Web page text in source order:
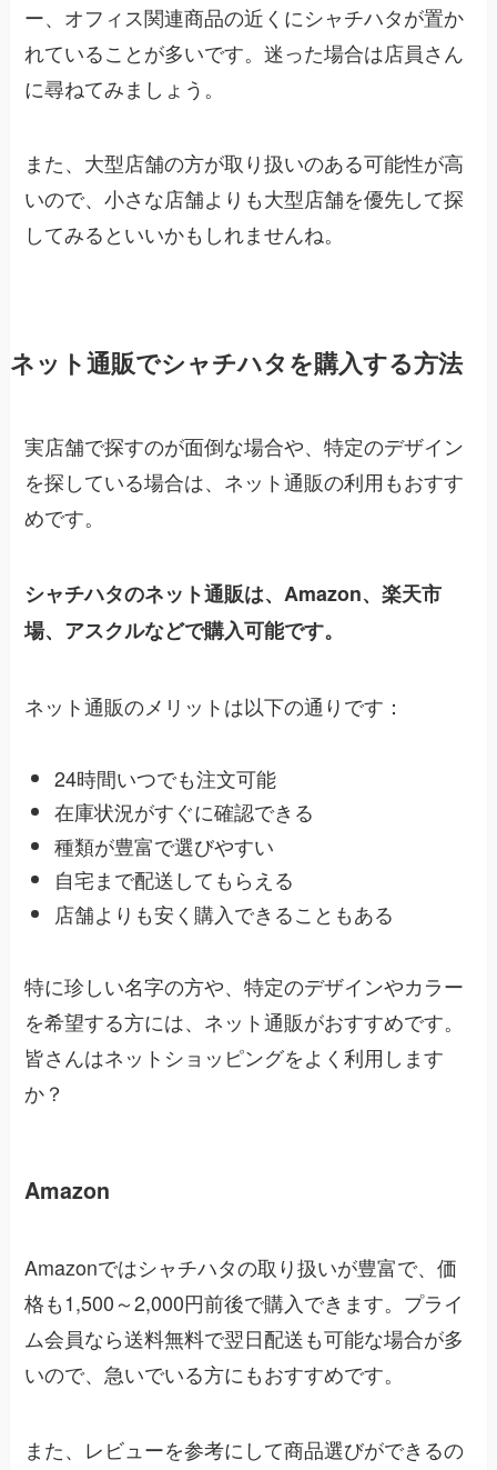
ー、オフィス関連商品の近くにシャチハタが置か
れていることが多いです。迷った場合は店員さん
に尋ねてみましょう。
また、大型店舗の方が取り扱いのある可能性が高
いので、小さな店舗よりも大型店舗を優先して探
してみるといいかもしれませんね。
ネット通販でシャチハタを購入する方法
実店舗で探すのが面倒な場合や、特定のデザイン
を探している場合は、ネット通販の利用もおすす
めです。
シャチハタのネット通販は、Amazon、楽天市
場、アスクルなどで購入可能です。
ネット通販のメリットは以下の通りです：
24時間いつでも注文可能
在庫状況がすぐに確認できる
種類が豊富で選びやすい
自宅まで配送してもらえる
店舗よりも安く購入できることもある
特に珍しい名字の方や、特定のデザインやカラー
を希望する方には、ネット通販がおすすめです。
皆さんはネットショッピングをよく利用します
か？
Amazon
Amazonではシャチハタの取り扱いが豊富で、価
格も1,500～2,000円前後で購入できます。プライ
ム会員なら送料無料で翌日配送も可能な場合が多
いので、急いでいる方にもおすすめです。
また、レビューを参考にして商品選びができるの